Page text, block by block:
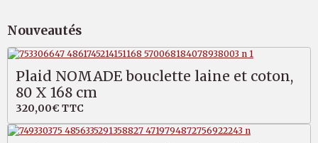
Nouveautés
Plaid NOMADE bouclette laine et coton,
80 X 168 cm
320,00€ TTC